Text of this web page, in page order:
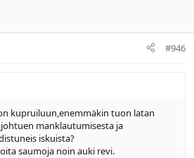
#946
kupruiluun,enemmäkin tuon latan
manklautumisesta ja
iskuista?
saumoja noin auki revi.